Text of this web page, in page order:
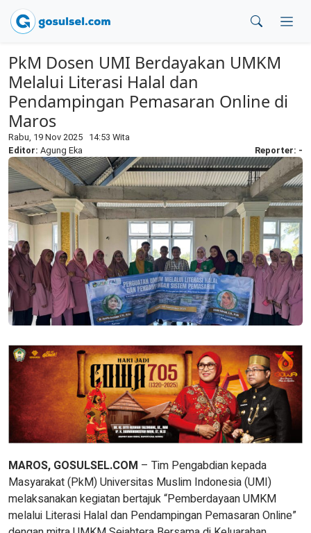
PkM Dosen UMI Berdayakan UMKM
Melalui Literasi Halal dan
Pendampingan Pemasaran Online di
Maros
Rabu, 19 Nov 2025 14:53 Wita
Editor: Agung Eka Reporter: -
MAROS, GOSULSEL.COM – Tim Pengabdian kepada
Masyarakat (PkM) Universitas Muslim Indonesia (UMI)
melaksanakan kegiatan bertajuk “Pemberdayaan UMKM
melalui Literasi Halal dan Pendampingan Pemasaran Online”